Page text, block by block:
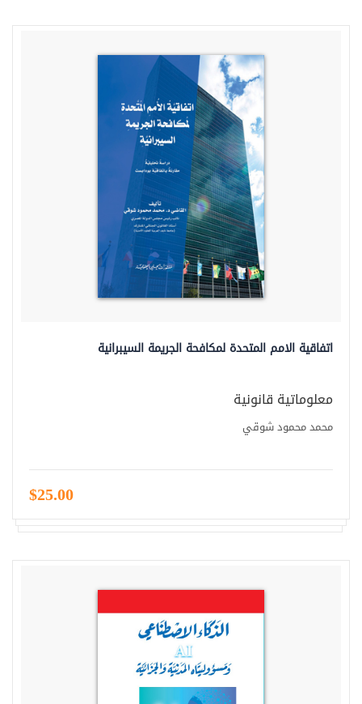
اتفاقية الامم المتحدة لمكافحة الجريمة السيبرانية
معلوماتية قانونية
محمد محمود شوقي
$25.00